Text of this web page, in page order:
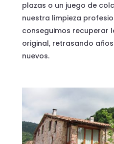
plazas o un juego de
nuestra limpieza
conseguimos recuperar
original, retrasando
nuevos.